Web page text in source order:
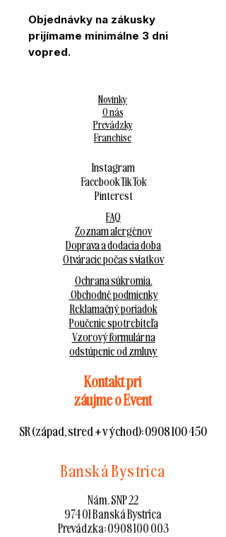
Objednávky na zákusky
prijímame minimálne 3 dni
vopred.
Novinky
O nás
Prevádzky
Franchise
Instagram
FacebookTik Tok
Pinterest
FAQ
Zoznam alergénov
Doprava a dodacia doba
Otváracie počas sviatkov
Ochrana súkromia.
Obchodné podmienky
Reklamačný poriadok
Poučenie spotrebiteľa
Vzorový formulár na
odstúpenie od zmluvy
Kontakt pri
záujme o Event
SR (západ, stred + východ):0908 100 450
Banská Bystrica
Nám. SNP 22
974 01 Banská Bystrica
Prevádzka:0908 100 003